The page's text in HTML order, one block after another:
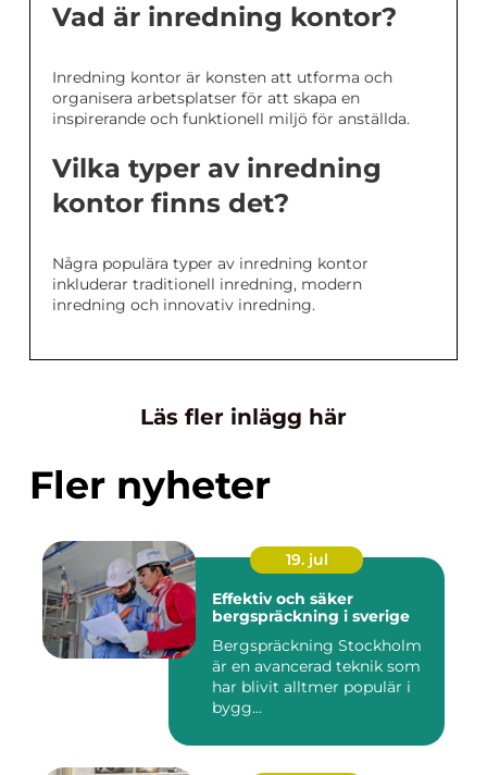
Vad är inredning kontor?
Inredning kontor är konsten att utforma och
organisera arbetsplatser för att skapa en
inspirerande och funktionell miljö för anställda.
Vilka typer av inredning
kontor finns det?
Några populära typer av inredning kontor
inkluderar traditionell inredning, modern
inredning och innovativ inredning.
Läs fler inlägg här
Fler nyheter
19. jul
Effektiv och säker
bergspräckning i sverige
Bergspräckning Stockholm
är en avancerad teknik som
har blivit alltmer populär i
bygg...